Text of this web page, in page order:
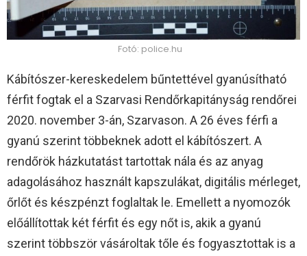
Fotó: police.hu
Kábítószer-kereskedelem bűntettével gyanúsítható
férfit fogtak el a Szarvasi Rendőrkapitányság rendőrei
2020. november 3-án, Szarvason. A 26 éves férfi a
gyanú szerint többeknek adott el kábítószert. A
rendőrök házkutatást tartottak nála és az anyag
adagolásához használt kapszulákat, digitális mérleget,
őrlőt és készpénzt foglaltak le. Emellett a nyomozók
előállítottak két férfit és egy nőt is, akik a gyanú
szerint többször vásároltak tőle és fogyasztottak is a